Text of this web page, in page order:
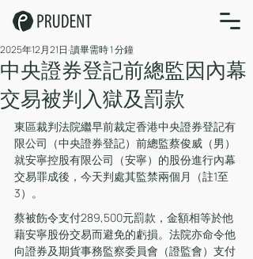
中央證券登記前總監因內幕
交易被判入獄及罰款
2025年12月21日 讀畢需時 1 分鐘
東區裁判法院繼早前裁定香港中央證券登記有
限公司（中央證券登記）前總監蔡俊威（男）
就安寧控股有限公司（安寧）的股份進行內幕
交易罪成後，今天判處其監禁兩個月（註1至
3）。
蔡被飭令支付289,500元罰款，金額相等於他
藉安寧股份交易而避免的虧損。法院亦命令他
向證券及期貨事務監察委員會（證監會）支付